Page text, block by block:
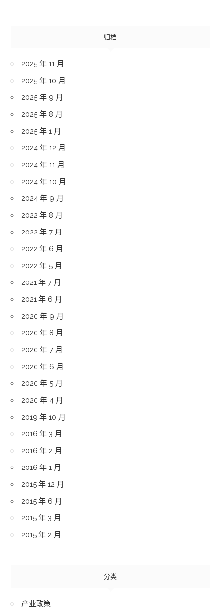
归档
2025 年 11 月
2025 年 10 月
2025 年 9 月
2025 年 8 月
2025 年 1 月
2024 年 12 月
2024 年 11 月
2024 年 10 月
2024 年 9 月
2022 年 8 月
2022 年 7 月
2022 年 6 月
2022 年 5 月
2021 年 7 月
2021 年 6 月
2020 年 9 月
2020 年 8 月
2020 年 7 月
2020 年 6 月
2020 年 5 月
2020 年 4 月
2019 年 10 月
2016 年 3 月
2016 年 2 月
2016 年 1 月
2015 年 12 月
2015 年 6 月
2015 年 3 月
2015 年 2 月
分类
产业政策